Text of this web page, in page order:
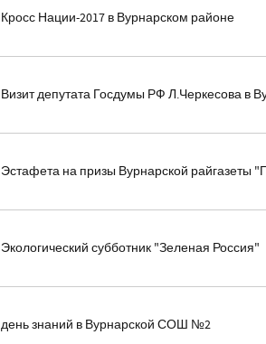
Кросс Нации-2017 в Вурнарском районе
Визит депутата Госдумы РФ Л.Черкесова в
Эстафета на призы Вурнарской райгазеты
Экологический субботник "Зеленая Россия"
день знаний в Вурнарской СОШ №2